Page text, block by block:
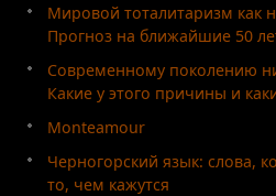
Мировой тоталитаризм как
Прогноз на ближайшие 50
Современному поколению
Какие у этого причины и
Monteamour
Черногорский язык: слова,
то, чем кажутся